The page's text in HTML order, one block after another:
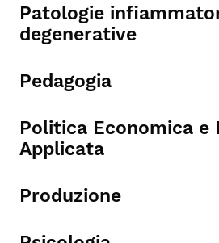
Patologie
degenerative
Pedagogia
Politica Economica e
Applicata
Produzione